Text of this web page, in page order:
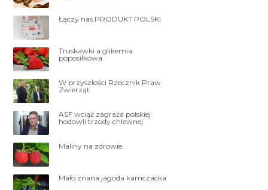
Łączy nas PRODUKT POLSKI
Truskawki a glikemia
poposiłkowa
W przyszłości Rzecznik Praw
Zwierząt
ASF wciąż zagraża polskiej
hodowli trzody chlewnej
Maliny na zdrowie
Mało znana jagoda kamczacka